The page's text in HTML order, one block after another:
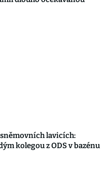
lavicích:
kolegou z ODS v bazénu